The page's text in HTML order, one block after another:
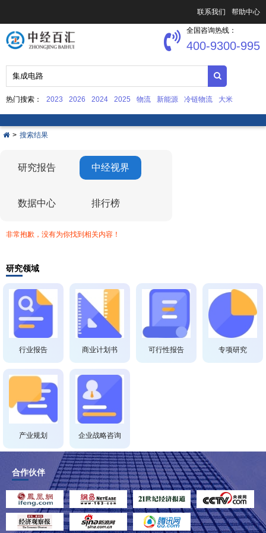
联系我们 帮助中心
热门搜索： 2023 2026 2024 2025 物流 新能源 冷链物流 大米
全国咨询热线：
400-9300-995
> 搜索结果
研究报告 中经视界
数据中心 排行榜
非常抱歉，没有为你找到相关内容！
研究领域
行业报告 商业计划书 可行性报告 专项研究
产业规划 企业战略咨询
合作伙伴